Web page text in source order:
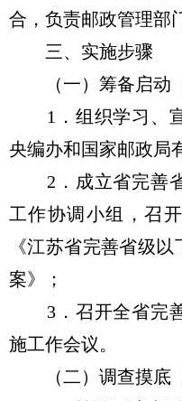
合，负责邮政管理部
三、实施步骤
（一）筹备启动（
1．组织学习、宣
央编办和国家邮政局
2．成立省完善省
工作协调小组，召
《江苏省完善省级
案》；
3．召开全省完善
施工作会议。
（二）调查摸底（